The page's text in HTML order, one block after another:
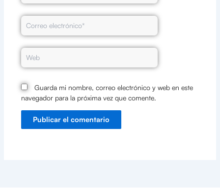
Correo
electrónico*
Web
Guarda mi nombre, correo electrónico y web en este
navegador para la próxima vez que comente.